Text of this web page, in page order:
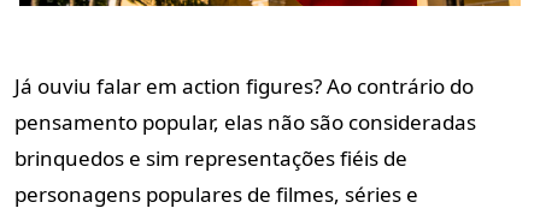
Já ouviu falar em action figures? Ao contrário do
pensamento popular, elas não são consideradas
brinquedos e sim representações fiéis de
personagens populares de filmes, séries e